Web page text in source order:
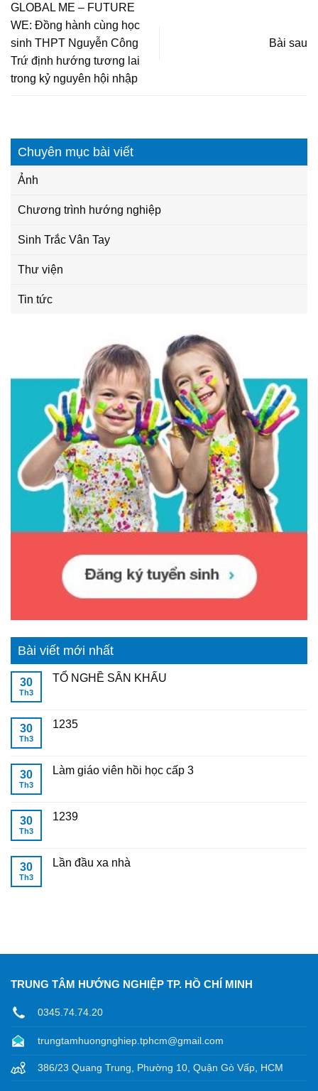
GLOBAL ME – FUTURE
WE: Đồng hành cùng học
sinh THPT Nguyễn Công
Trứ định hướng tương lai
trong kỷ nguyên hội nhập
Bài sau
Chuyên mục bài viết
Ảnh
Chương trình hướng nghiệp
Sinh Trắc Vân Tay
Thư viện
Tin tức
Bài viết mới nhất
30
Th3
TỔ NGHỀ SÂN KHẤU
30
Th3
1235
30
Th3
Làm giáo viên hồi học cấp 3
30
Th3
1239
30
Th3
Lần đầu xa nhà
TRUNG TÂM HƯỚNG NGHIỆP TP. HỒ CHÍ MINH
0345.74.74.20
trungtamhuongnghiep.tphcm@gmail.com
386/23 Quang Trung, Phường 10, Quận Gò Vấp, HCM